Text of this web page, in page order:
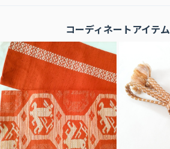
コーディネートアイテム